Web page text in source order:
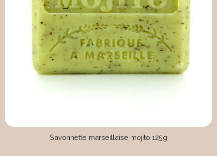
Savonnette marseillaise mojito 125g